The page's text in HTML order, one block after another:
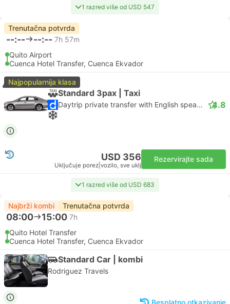
1 razred više od USD 547
Trenutačna potvrda
--:-- --:-- 7h 57m
Quito Airport
Cuenca Hotel Transfer, Cuenca Ekvador
Najpopularnija klasa
Standard 3pax | Taxi
Daytrip private transfer with English speaking driver 4.8
USD 356
Uključuje porez vozilo, sve uklj
Rezervirajte sada
1 razred više od USD 683
Najbrži kombi Trenutačna potvrda
08:00 15:00 7h
Quito Hotel Transfer
Cuenca Hotel Transfer, Cuenca Ekvador
Standard Car | kombi
Rodriguez Travels
Besplatno otkazivanje